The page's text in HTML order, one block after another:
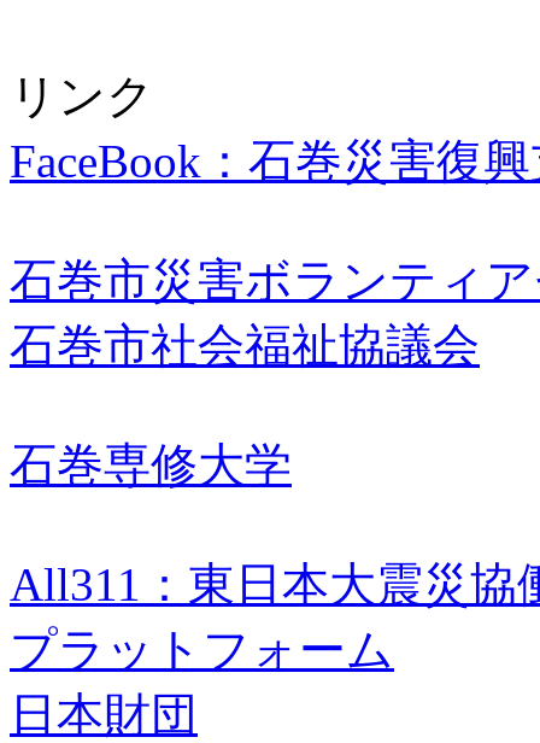
リンク
FaceBook：石巻災害復
石巻市災害ボランティ
石巻市社会福祉協議会
石巻専修大学
All311：東日本大震災協
プラットフォーム
日本財団